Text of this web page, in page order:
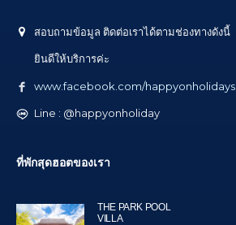
สอบถามข้อมูล ติดต่อเราได้ตามช่องทางดังนี้
ยินดีให้บริการค่ะ
www.facebook.com/happyonholidays
Line : @happyonholiday
ที่พักสุดฮอตของเรา
THE PARK POOL
VILLA